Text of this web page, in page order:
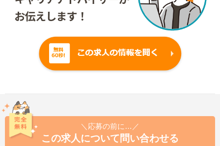
＼応募の前に…／
この求人について問い合わせる